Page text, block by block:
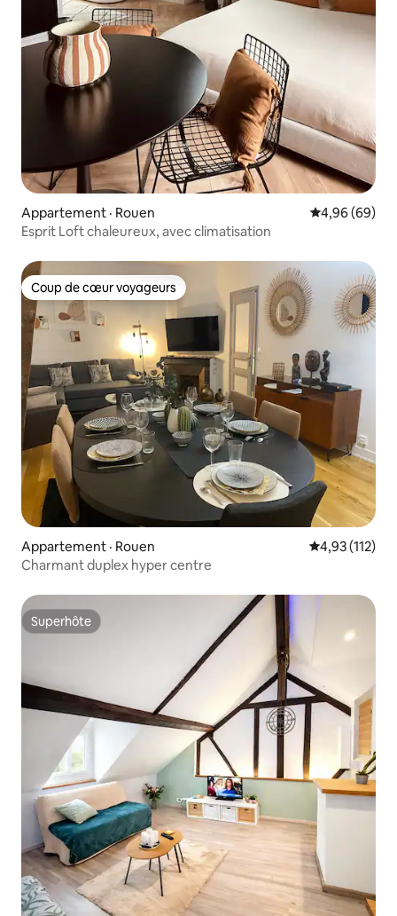
Appartement · Rouen Note
4,96 (69)
Esprit Loft chaleureux, avec climatisation
Coup de cœur voyageurs
Coup de cœur voyageurs
Appartement · Rouen Note
4,93 (112)
Charmant duplex hyper centre
Superhôte
Superhôte